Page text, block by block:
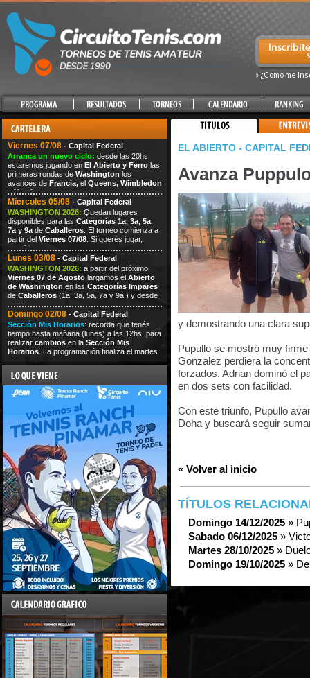
» ¿Como me
Viernes 07/08 - Capital Federal
Arranca un nuevo ciclo: desde las 20hs
estaremos jugando en El Abierto y Ferro las
primeras rondas de Washington los
avances de Francia, el Queens, Wimbledon
yHamburgo.
Miercoles 05/08 - Capital Federal
WASHINGTON 2026: Quedan lugares
disponibles para las Categorías 1a, 3a, 5a,
7a y 9a de Caballeros . El torneo comienza a
partir del Viernes 07/08 . Si querés jugar,
escribi
Lunes 03/08 - Capital Federal
WASHINGTON 2026: a partir del próximo
Viernes 07 de Agosto largamos el Abierto
de Washington en las Categorías Impares
de Caballeros (1a, 3a, 5a, 7a y 9a.) y desde
el14
Domingo 02/08 - Capital Federal
Sección Mis Horarios: recordá que tenés
tiempo hasta mañana (lunes) a las 12hs. para
realizar cambios en la Sección Mis
Horarios . La programación finaliza el martes
a las
EL ABIERTO - CAPITAL
Avanza
y demostrando una clara
Pupullo se mostró muy
Gonzalez perdiera la
forzados. Adrian dominó el
en dos sets con facilidad.
Con este triunfo, Pupullo
Doha y buscará seguir
« Volver al inicio
TÍTULOS
Domingo 14/12/2025 »
Sabado 06/12/2025 »
Martes 28/10/2025 »
Domingo 19/10/2025 »